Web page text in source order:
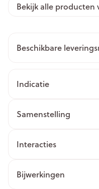
Bekijk alle producten
Beschikbare
Indicatie
Samenstelling
Interacties
Bijwerkingen